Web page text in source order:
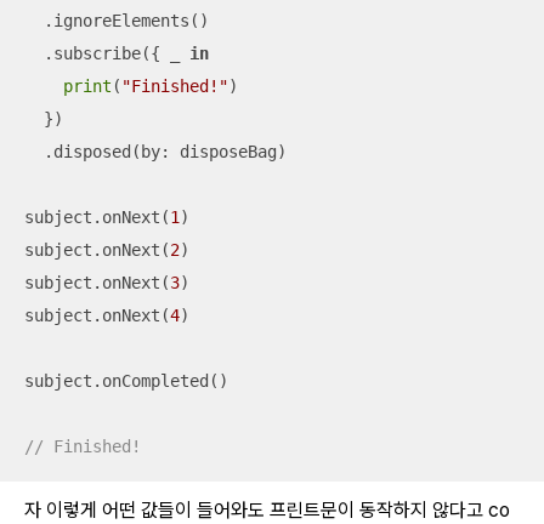
  .ignoreElements()
  .subscribe({
in
print ( "Finished!")
  })
  .disposed(by: disposeBag)
subject.onNext(1)
subject.onNext(2)
subject.onNext(3)
subject.onNext(4)
subject.onCompleted()
// Finished!
자 이렇게 어떤 값들이 들어와도 프린트문이 동작하지 않다고 co